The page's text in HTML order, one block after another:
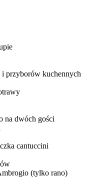
przyborów kuchennych
na dwóch gości
cantuccini
(tylko rano)